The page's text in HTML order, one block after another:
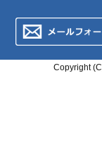
Copyright